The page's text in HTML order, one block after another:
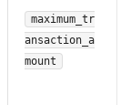
maximum_tr
ansaction_a
mount